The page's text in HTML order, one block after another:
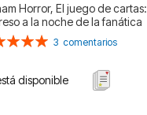
Horror, El juego de cartas:
a la noche de la fanática
3 comentarios
disponible